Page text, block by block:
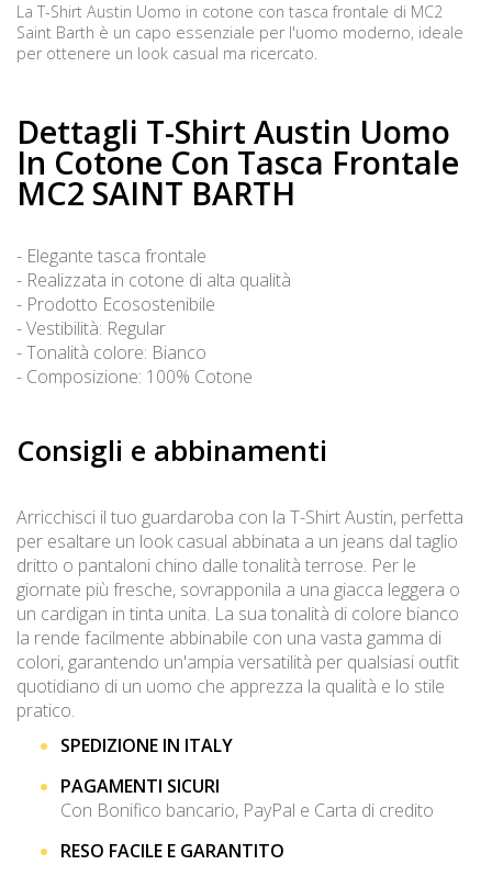
La T-Shirt Austin Uomo in cotone con tasca frontale di MC2
Saint Barth è un capo essenziale per l'uomo moderno, ideale
per ottenere un look casual ma ricercato.
Dettagli T-Shirt Austin Uomo
In Cotone Con Tasca Frontale
MC2 SAINT BARTH
- Elegante tasca frontale
- Realizzata in cotone di alta qualità
- Prodotto Ecosostenibile
- Vestibilità: Regular
- Tonalità colore: Bianco
- Composizione: 100% Cotone
Consigli e abbinamenti
Arricchisci il tuo guardaroba con la T-Shirt Austin, perfetta
per esaltare un look casual abbinata a un jeans dal taglio
dritto o pantaloni chino dalle tonalità terrose. Per le
giornate più fresche, sovrapponila a una giacca leggera o
un cardigan in tinta unita. La sua tonalità di colore bianco
la rende facilmente abbinabile con una vasta gamma di
colori, garantendo un'ampia versatilità per qualsiasi outfit
quotidiano di un uomo che apprezza la qualità e lo stile
pratico.
SPEDIZIONE IN ITALY
PAGAMENTI SICURI
Con Bonifico bancario, PayPal e Carta di credito
RESO FACILE E GARANTITO